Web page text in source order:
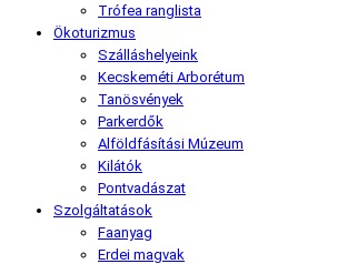
Trófea ranglista
Ökoturizmus
Szálláshelyeink
Kecskeméti Arborétum
Tanösvények
Parkerdők
Alföldfásítási Múzeum
Kilátók
Pontvadászat
Szolgáltatások
Faanyag
Erdei magvak